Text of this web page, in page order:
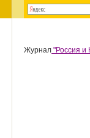
Журнал "Россия и